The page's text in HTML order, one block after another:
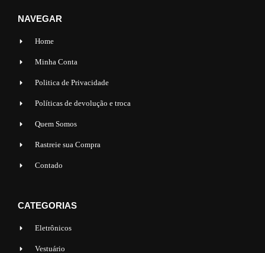
NAVEGAR
Home
Minha Conta
Politica de Privacidade
Políticas de devolução e troca
Quem Somos
Rastreie sua Compra
Contado
CATEGORIAS
Eletrônicos
Vestuário